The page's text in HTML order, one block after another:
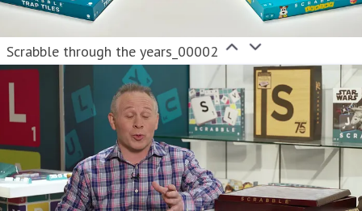
Scrabble through the years_00002